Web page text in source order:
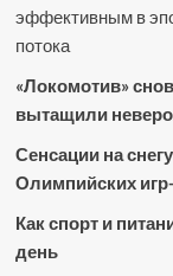
эффективным в
потока
«Локомотив»
вытащили
Сенсации на
Олимпийских
Как спорт и
день